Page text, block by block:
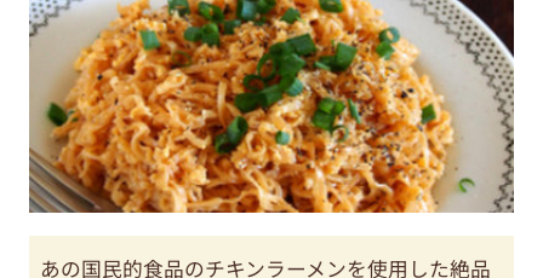
あの国民的食品のチキンラーメンを使用した絶品